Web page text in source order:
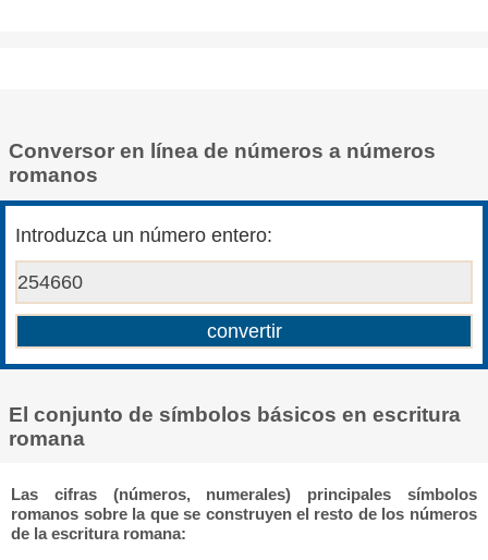
Conversor en línea de números a números
romanos
Introduzca un número entero:
El conjunto de símbolos básicos en escritura
romana
Las cifras (números, numerales) principales símbolos
romanos sobre la que se construyen el resto de los números
de la escritura romana: